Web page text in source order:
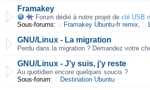
Framakey
Forum dédié à notre projet de clé USB
Sous-forums:
Framakey Ubuntu-fr remix,
GNU/Linux - La migration
Perdu dans la migration ? Demandez votre
GNU/Linux - J'y suis, j'y reste
Au quotidien encore quelques soucis ?
Sous-forum:
Destination Ubuntu